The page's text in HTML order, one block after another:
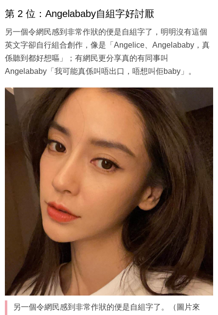
第 2 位：Angelababy自組字好討厭
另一個令網民感到非常作狀的便是自組字了，明明沒有這個
英文字卻自行組合創作，像是「Angelice、Angelababy，真
係聽到都好想嘔」；有網民更分享真的有同事叫
Angelababy「我可能真係叫唔出口，唔想叫佢baby」。
另一個令網民感到非常作狀的便是自組字了。（圖片來